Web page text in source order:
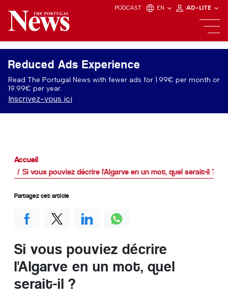
PODCAST EN AD-LITE
Reduced Ads Experience
Read The Portugal News with fewer ads for 1.99€ per month or
19.99€ per year.
Inscrivez-vous ici
Accueil
Si vous pouviez décrire l'Algarve en un mot, quel serait-il ?
Si vous pouviez décrire
l'Algarve en un mot, quel
serait-il ?
Partagez cet article